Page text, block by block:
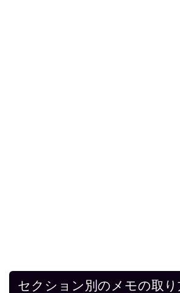
セクション別のメモの取り